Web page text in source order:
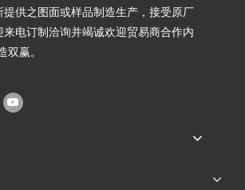
供之图面或样品制造生产，接受原厂
电订制洽询并竭诚欢迎贸易商合作内
双赢。